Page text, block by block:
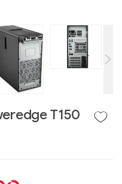
T150
Liên hệ
GIGABYTE
G493-SB4 (rev.
AAP1)